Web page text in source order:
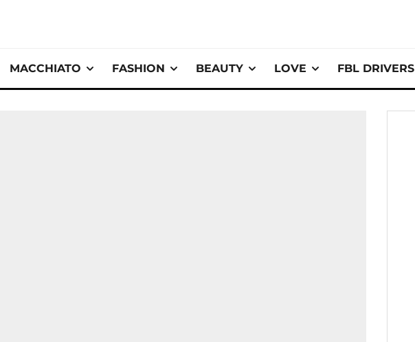
MACCHIATO FASHION BEAUTY LOVE FBL DRIVERS